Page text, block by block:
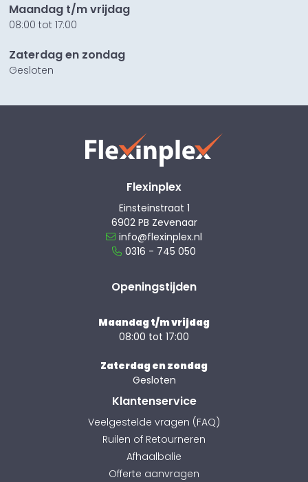
Maandag t/m vrijdag
08:00 tot 17:00
Zaterdag en zondag
Gesloten
Flexinplex
Einsteinstraat 1
6902 PB Zevenaar
info@flexinplex.nl
0316 - 745 050
Openingstijden
Maandag t/m vrijdag
08:00 tot 17:00
Zaterdag en zondag
Gesloten
Klantenservice
Veelgestelde vragen (FAQ)
Ruilen of Retourneren
Afhaalbalie
Offerte aanvragen